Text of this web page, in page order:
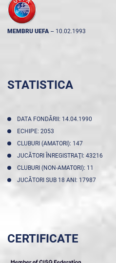
MEMBRU UEFA -- 10.02.1993
STATISTICA
DATA FONDĂRII: 14.04.1990
ECHIPE: 2053
CLUBURI (AMATORI): 147
JUCĂTORI ÎNREGISTRAŢI: 43216
CLUBURI (NON-AMATORI): 11
JUCĂTORI SUB 18 ANI: 17987
CERTIFICATE